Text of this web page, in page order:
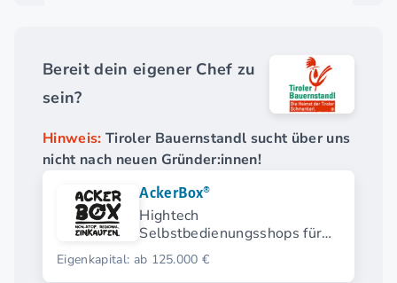
Bereit dein eigener Chef zu
sein?
Hinweis: Tiroler Bauernstandl sucht über uns
nicht nach neuen Gründer:innen!
AckerBox®
Hightech
Selbstbedienungsshops für
regionale Produkte
Eigenkapital: ab 125.000 €